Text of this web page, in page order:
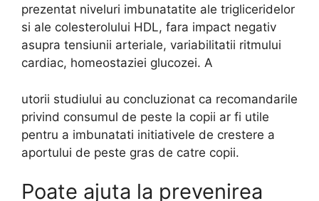
prezentat niveluri imbunatatite ale trigliceridelor
si ale colesterolului HDL, fara impact negativ
asupra tensiunii arteriale, variabilitatii ritmului
cardiac, homeostaziei glucozei. A
utorii studiului au concluzionat ca recomandarile
privind consumul de peste la copii ar fi utile
pentru a imbunatati initiativele de crestere a
aportului de peste gras de catre copii.
Poate ajuta la prevenirea